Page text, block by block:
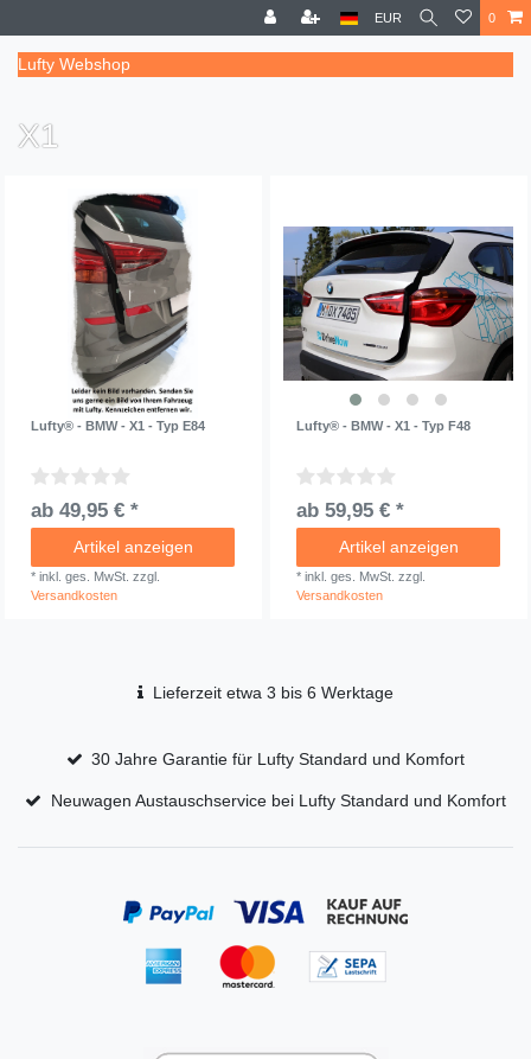
EUR 0
Lufty Webshop
X1
Lufty® - BMW - X1 - Typ E84
ab 49,95 € *
Artikel anzeigen
* inkl. ges. MwSt. zzgl.
Versandkosten
Lufty® - BMW - X1 - Typ F48
ab 59,95 € *
Artikel anzeigen
* inkl. ges. MwSt. zzgl.
Versandkosten
Lieferzeit etwa 3 bis 6 Werktage
30 Jahre Garantie für Lufty Standard und Komfort
Neuwagen Austauschservice bei Lufty Standard und Komfort